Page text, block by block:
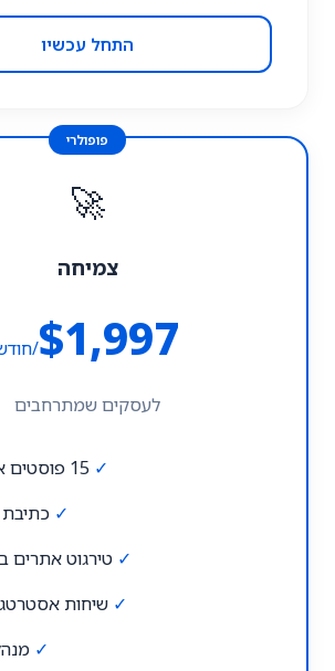
התחל עכשיו
פופולרי
🚀
צמיחה
$1,997
/
לעסקים שמתרחבים
✓ 15 פוסטים אורחים לחודש
✓ כתיבת
✓ טירגוט אתרים
✓ שיחות
✓